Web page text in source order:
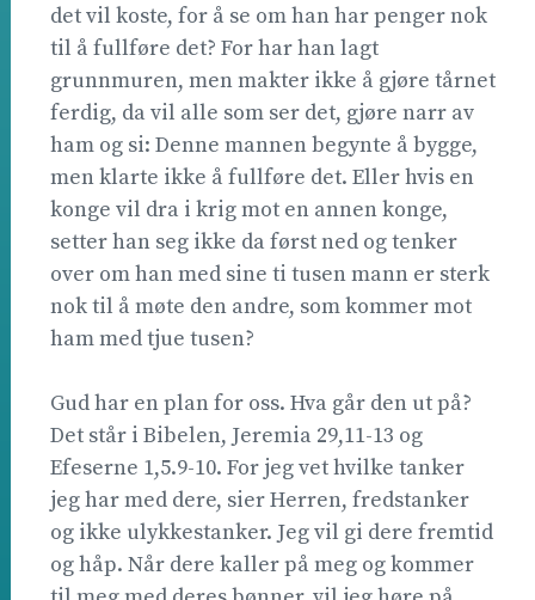
det vil koste, for å se om han har penger nok
til å fullføre det? For har han lagt
grunnmuren, men makter ikke å gjøre tårnet
ferdig, da vil alle som ser det, gjøre narr av
ham og si: Denne mannen begynte å bygge,
men klarte ikke å fullføre det. Eller hvis en
konge vil dra i krig mot en annen konge,
setter han seg ikke da først ned og tenker
over om han med sine ti tusen mann er sterk
nok til å møte den andre, som kommer mot
ham med tjue tusen?
Gud har en plan for oss. Hva går den ut på?
Det står i Bibelen, Jeremia 29,11-13 og
Efeserne 1,5.9-10. For jeg vet hvilke tanker
jeg har med dere, sier Herren, fredstanker
og ikke ulykkestanker. Jeg vil gi dere fremtid
og håp. Når dere kaller på meg og kommer